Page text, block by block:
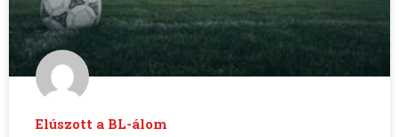
Elúszott a BL-álom